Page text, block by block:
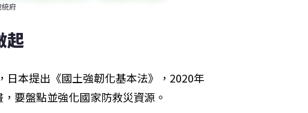
府
起
本提出《國土強韌化基本法》，2020年
要盤點並強化國家防救災資源。